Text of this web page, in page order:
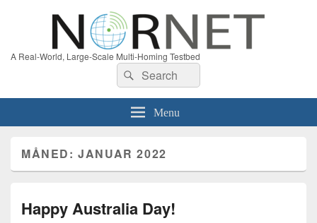
A Real-World, Large-Scale Multi-Homing Testbed
Search
for:
Search
Menu
MÅNED:JANUAR 2022
Happy Australia Day!